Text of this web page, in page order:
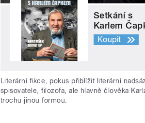
Setkání s
Karlem
Koupit
Literární fikce, pokus přiblížit literární
spisovatele, filozofa, ale hlavně člověka
trochu jinou formou.